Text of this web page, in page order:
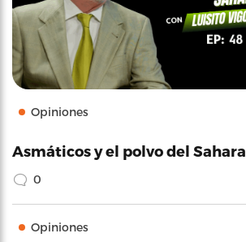
Opiniones
Asmáticos y el polvo del Sahara
0
Opiniones